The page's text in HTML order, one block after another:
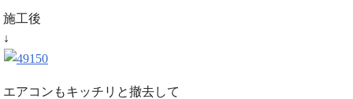
施工後
↓
エアコンもキッチリと撤去して